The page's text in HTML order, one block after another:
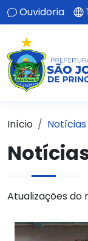
Ouvidoria
Início Notícias
Atualizações do